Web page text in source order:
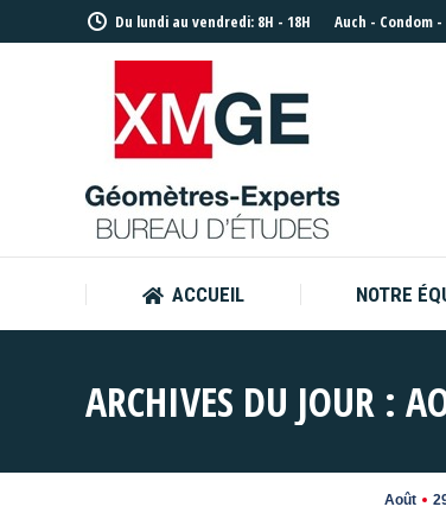
Du lundi au vendredi: 8H - 18H Auch - Condom -
ACCUEIL NOTRE
ARCHIVES DU JOUR :
Août
ACCUEIL NOTRE